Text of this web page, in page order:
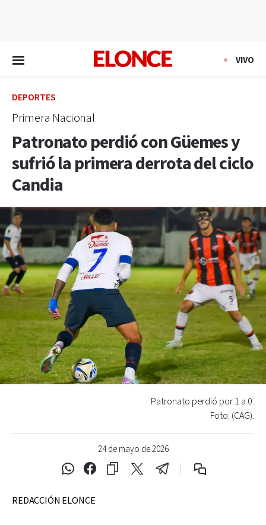
VIVO
DEPORTES
Primera Nacional
Patronato perdió con Güemes y
sufrió la primera derrota del ciclo
Candia
24 de mayo de 2026
Patronato perdió por 1 a 0.
Foto: (CAG).
REDACCIÓN ELONCE